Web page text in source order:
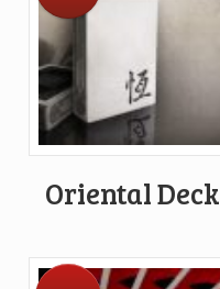
Oriental Deck